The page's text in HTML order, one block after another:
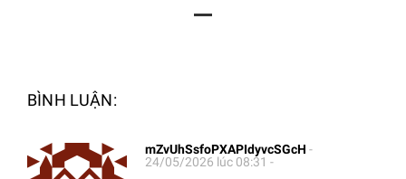
BÌNH LUẬN:
mZvUhSsfoPXAPIdyvcSGcH -
24/05/2026 lúc 08:31 -